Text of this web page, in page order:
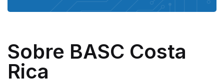
Sobre BASC Costa
Rica